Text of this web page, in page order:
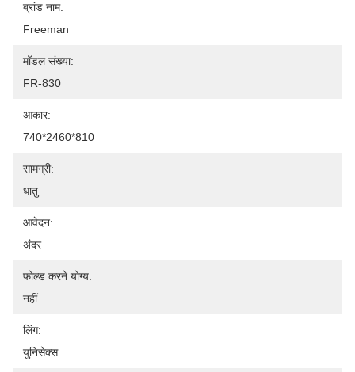
ब्रांड नाम:
Freeman
मॉडल संख्या:
FR-830
आकार:
740*2460*810
सामग्री:
धातु
आवेदन:
अंदर
फोल्ड करने योग्य:
नहीं
लिंग:
युनिसेक्स